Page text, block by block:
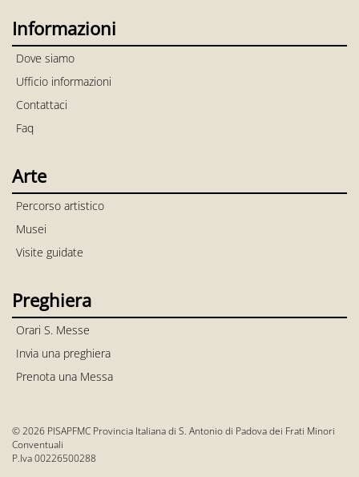
Informazioni
Dove siamo
Ufficio informazioni
Contattaci
Faq
Arte
Percorso artistico
Musei
Visite guidate
Preghiera
Orari S. Messe
Invia una preghiera
Prenota una Messa
© 2026 PISAPFMC Provincia Italiana di S. Antonio di Padova dei Frati Minori
Conventuali
P.Iva 00226500288